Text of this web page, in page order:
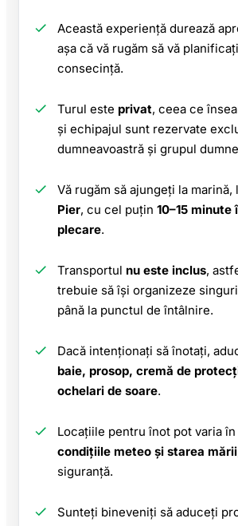
Această experiență durează
așa că vă rugăm să vă
consecință.
Turul este privat, ceea ce
și echipajul sunt rezervate
dumneavoastră și grupul
Vă rugăm să ajungeți la marină,
Pier, cu cel puțin 10–15 minute
plecare.
Transportul nu este inclus,
trebuie să își organizeze
până la punctul de întâlnire.
Dacă intenționați să înotați,
baie, prosop, cremă de
ochelari de soare.
Locațiile pentru înot pot varia
condițiile meteo și starea mării
siguranță.
Sunteți bineveniți să aduceți